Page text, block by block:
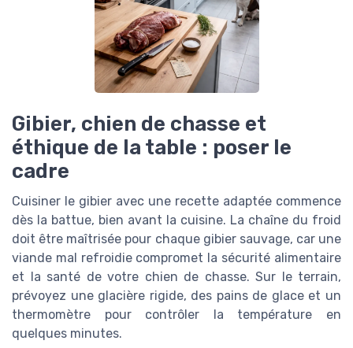
Gibier, chien de chasse et
éthique de la table : poser le
cadre
Cuisiner le gibier avec une recette adaptée commence
dès la battue, bien avant la cuisine. La chaîne du froid
doit être maîtrisée pour chaque gibier sauvage, car une
viande mal refroidie compromet la sécurité alimentaire
et la santé de votre chien de chasse. Sur le terrain,
prévoyez une glacière rigide, des pains de glace et un
thermomètre pour contrôler la température en
quelques minutes.